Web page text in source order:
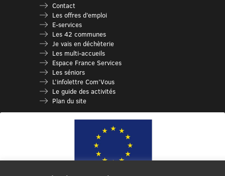
Contact
Les offres d’emploi
E-services
Les 42 communes
Je vais en déchèterie
Les multi-accueils
Espace France Services
Les séniors
L’infolettre Com’Vous
Le guide des activités
Plan du site